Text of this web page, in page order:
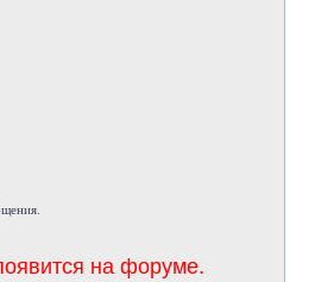
на форуме.